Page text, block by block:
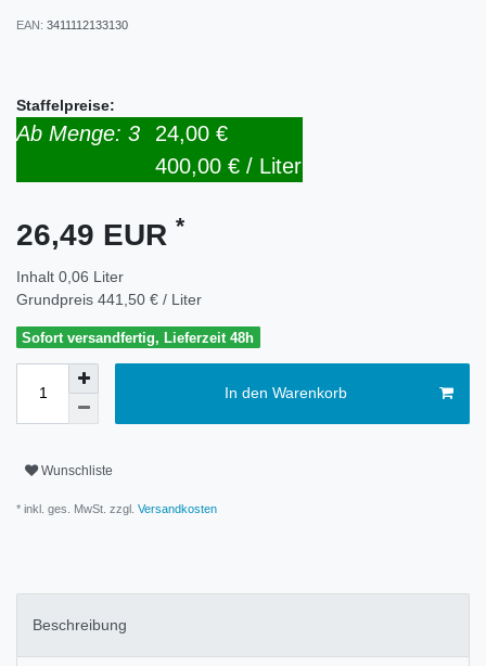
EAN: 3411112133130
Staffelpreise:
Ab Menge: 3
24,00 €
400,00 € / Liter
26,49 EUR *
Inhalt 0,06 Liter
Grundpreis 441,50 € / Liter
Sofort versandfertig, Lieferzeit 48h
In den Warenkorb
Wunschliste
* inkl. ges. MwSt. zzgl. Versandkosten
Beschreibung